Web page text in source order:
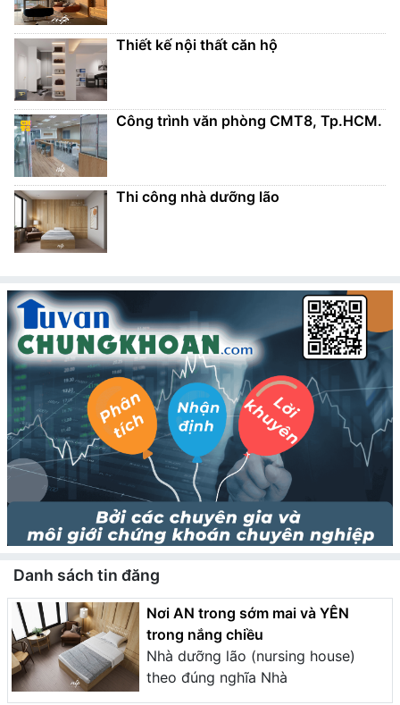
Thiết kế nội thất căn hộ
Công trình văn phòng CMT8, Tp.HCM.
Thi công nhà dưỡng lão
Danh sách tin đăng
Nơi AN trong sớm mai và YÊN
trong nắng chiều
Nhà dưỡng lão (nursing house)
theo đúng nghĩa Nhà